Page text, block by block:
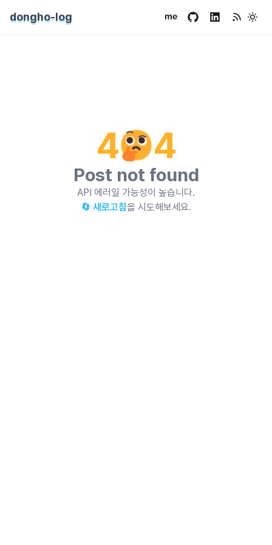
dongho-log
4 4
Post not found
API 에러일 가능성이 높습니다.
🔄 새로고침을 시도해보세요.